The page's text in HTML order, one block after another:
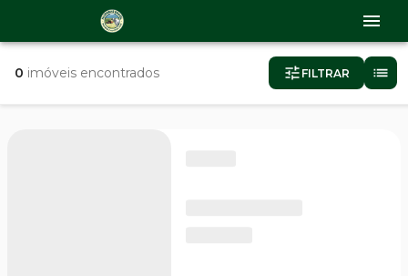
0 imóveis encontrados FILTRAR